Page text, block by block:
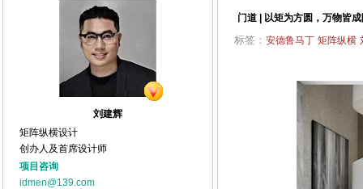
刘建辉
矩阵纵横设计
创办人及首席设计师
项目咨询
idmen@139.com
门道 | 以矩为方圆，万物皆成
标签： 安德鲁马丁 矩阵纵横